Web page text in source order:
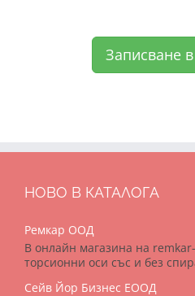
Записване в
НОВО В КАТАЛОГА
Ремкар ООД
В онлайн магазина на
торсионни оси със и без
Сейв Йор Бизнес ЕООД